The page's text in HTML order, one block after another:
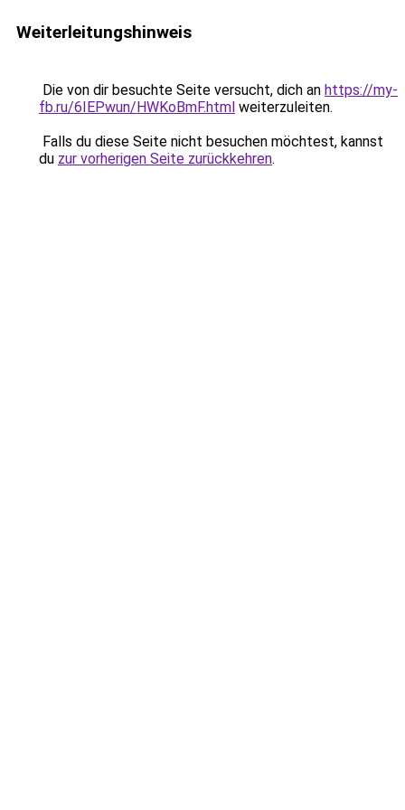
Weiterleitungshinweis
Die von dir besuchte Seite versucht, dich an https://my-
fb.ru/6IEPwun/HWKoBmF.html weiterzuleiten.
Falls du diese Seite nicht besuchen möchtest, kannst
du zur vorherigen Seite zurückkehren.